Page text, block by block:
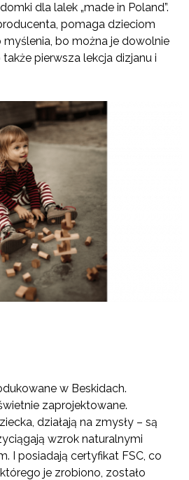
dla lalek „made in Poland”.
pomaga dzieciom
bo można je dowolnie
także pierwsza lekcja dizjanu i
w Beskidach.
zaprojektowane.
działają na zmysły – są
wzrok naturalnymi
I posiadają certyfikat FSC, co
je zrobiono, zostało